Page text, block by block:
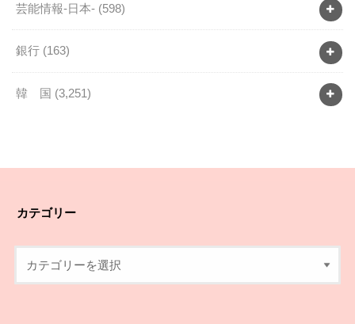
芸能情報-日本- (598)
銀行 (163)
韓 国 (3,251)
カテゴリー